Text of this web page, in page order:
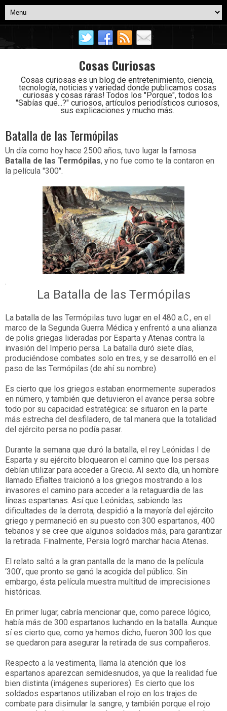
Cosas Curiosas
Cosas curiosas es un blog de entretenimiento, ciencia,
tecnología, noticias y variedad donde publicamos cosas
curiosas y cosas raras! Todos los "Porque", todos los
"Sabías que...?" curiosos, artículos periodísticos curiosos,
sus explicaciones y mucho más.
Batalla de las Termópilas
Un día como hoy hace 2500 años, tuvo lugar la famosa
Batalla de las Termópilas, y no fue como te la contaron en
la película "300".
.
La Batalla de las Termópilas
La batalla de las Termópilas tuvo lugar en el 480 a.C., en el
marco de la Segunda Guerra Médica y enfrentó a una alianza
de polis griegas lideradas por Esparta y Atenas contra la
invasión del Imperio persa. La batalla duró siete días,
produciéndose combates solo en tres, y se desarrolló en el
paso de las Termópilas (de ahí su nombre).
Es cierto que los griegos estaban enormemente superados
en número, y también que detuvieron el avance persa sobre
todo por su capacidad estratégica: se situaron en la parte
más estrecha del desfiladero, de tal manera que la totalidad
del ejército persa no podía pasar.
Durante la semana que duró la batalla, el rey Leónidas I de
Esparta y su ejército bloquearon el camino que los persas
debían utilizar para acceder a Grecia. Al sexto día, un hombre
llamado Efialtes traicionó a los griegos mostrando a los
invasores el camino para acceder a la retaguardia de las
líneas espartanas. Así que Leónidas, sabiendo las
dificultades de la derrota, despidió a la mayoría del ejército
griego y permaneció en su puesto con 300 espartanos, 400
tebanos y se cree que algunos soldados más, para garantizar
la retirada. Finalmente, Persia logró marchar hacia Atenas.
El relato saltó a la gran pantalla de la mano de la película
‘300’, que pronto se ganó la acogida del público. Sin
embargo, ésta película muestra multitud de imprecisiones
históricas.
En primer lugar, cabría mencionar que, como parece lógico,
había más de 300 espartanos luchando en la batalla. Aunque
sí es cierto que, como ya hemos dicho, fueron 300 los que
se quedaron para asegurar la retirada de sus compañeros.
Respecto a la vestimenta, llama la atención que los
espartanos aparezcan semidesnudos, ya que la realidad fue
bien distinta (imágenes superiores). Es cierto que los
soldados espartanos utilizaban el rojo en los trajes de
combate para disimular la sangre, y también porque el rojo